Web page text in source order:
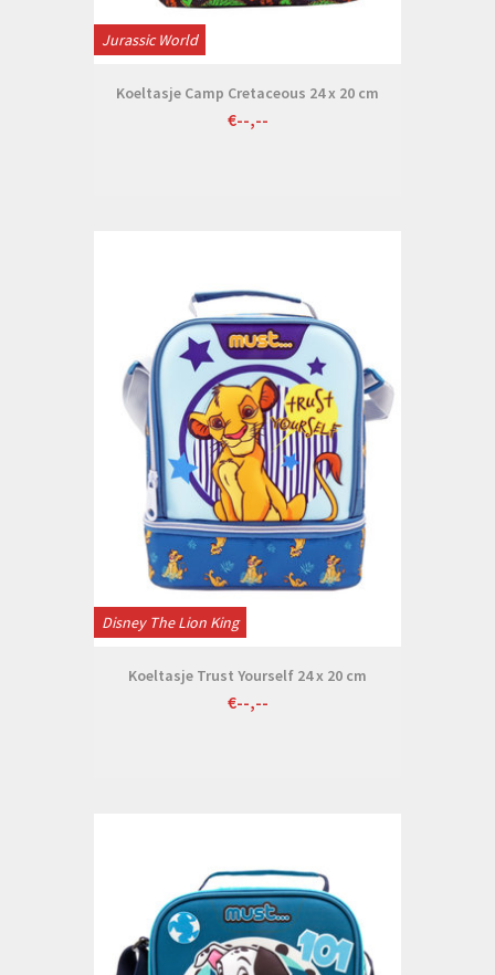
Jurassic World
Koeltasje Camp Cretaceous 24 x 20 cm
€--,--
Disney The Lion King
Koeltasje Trust Yourself 24 x 20 cm
€--,--